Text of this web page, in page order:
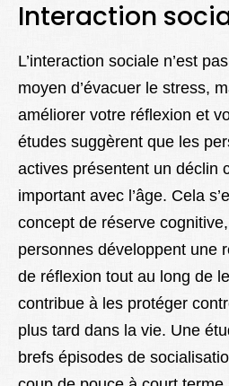
Interaction
L’interaction sociale n’est
moyen d’évacuer le stress,
améliorer votre réflexion et
études suggèrent que les
actives présentent un déclin
important avec l’âge. Cela
concept de réserve
personnes développent une
de réflexion tout au long de
contribue à les protéger
plus tard dans la vie. Une
brefs épisodes de